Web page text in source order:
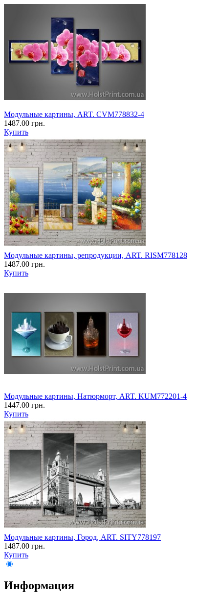
Модульные картины, ART. CVM778832-4
1487.00 грн.
Купить
Модульные картины, репродукции, ART. RISM778128
1487.00 грн.
Купить
Модульные картины, Натюрморт, ART. KUM772201-4
1447.00 грн.
Купить
Модульные картины, Город, ART. SITY778197
1487.00 грн.
Купить
Информация